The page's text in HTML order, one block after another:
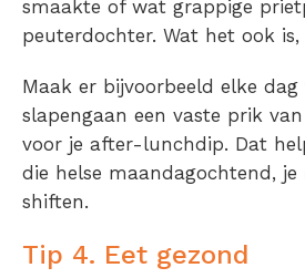
smaakte of wat grappige
peuterdochter. Wat het ook
Maak er bijvoorbeeld elke
slapengaan een vaste prik
voor je after-lunchdip. Dat
die helse maandagochtend,
shiften.
Tip 4. Eet gezond